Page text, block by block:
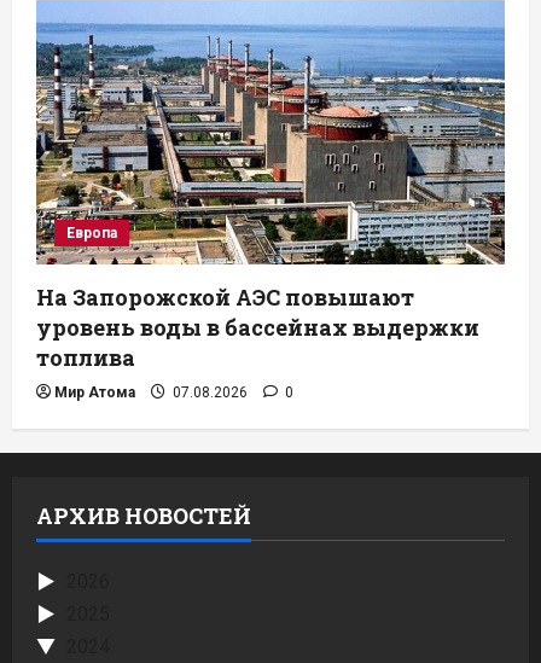
Европа
На Запорожской АЭС повышают
уровень воды в бассейнах выдержки
топлива
Мир Атома 07.08.2026 0
АРХИВ НОВОСТЕЙ